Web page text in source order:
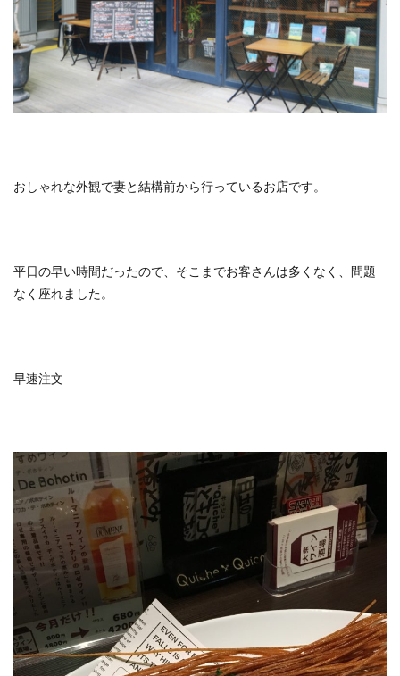
おしゃれな外観で妻と結構前から行っているお店です。
平日の早い時間だったので、そこまでお客さんは多くなく、問題
なく座れました。
早速注文